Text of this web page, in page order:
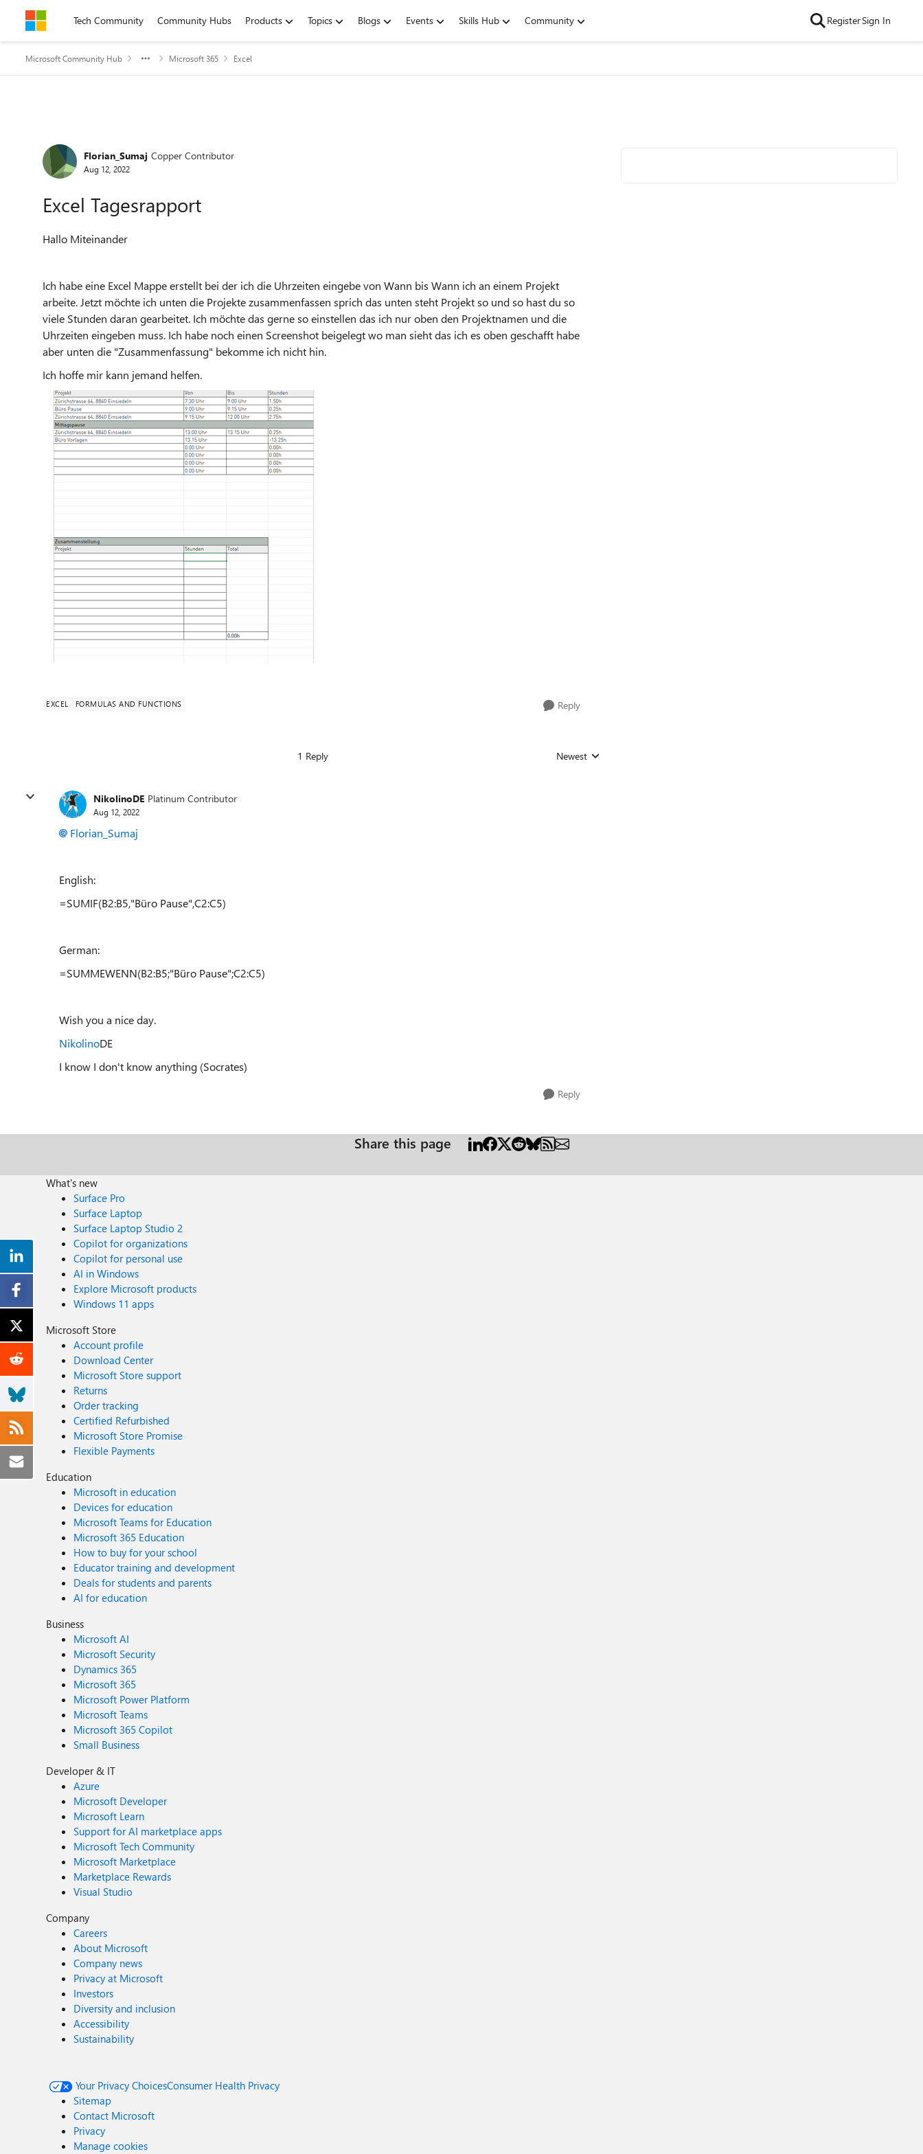
Skip to contentTech Community Community Hubs Products Topics Blogs Events Skills Hub Community RegisterSign In
Microsoft Community Hub Microsoft 365 Excel
Forum Discussion
Florian_Sumaj Copper Contributor
Aug 12, 2022
Excel Tagesrapport
Hallo Miteinander
Ich habe eine Excel Mappe erstellt bei der ich die Uhrzeiten eingebe von Wann bis Wann ich an einem Projekt
arbeite. Jetzt möchte ich unten die Projekte zusammenfassen sprich das unten steht Projekt so und so hast du so
viele Stunden daran gearbeitet. Ich möchte das gerne so einstellen das ich nur oben den Projektnamen und die
Uhrzeiten eingeben muss. Ich habe noch einen Screenshot beigelegt wo man sieht das ich es oben geschafft habe
aber unten die "Zusammenfassung" bekomme ich nicht hin.
Ich hoffe mir kann jemand helfen.
EXCEL FORMULAS AND FUNCTIONS Reply
1 Reply Replies sorted by
Newest
NikolinoDE Platinum Contributor
Aug 12, 2022
Florian_Sumaj
English:
=SUMIF(B2:B5,"Büro Pause",C2:C5)
German:
=SUMMEWENN(B2:B5;"Büro Pause";C2:C5)
Wish you a nice day.
NikolinoDE
I know I don't know anything (Socrates)
Reply
Share this page
What's new
Surface Pro
Surface Laptop
Surface Laptop Studio 2
Copilot for organizations
Copilot for personal use
AI in Windows
Explore Microsoft products
Windows 11 apps
Microsoft Store
Account profile
Download Center
Microsoft Store support
Returns
Order tracking
Certified Refurbished
Microsoft Store Promise
Flexible Payments
Education
Microsoft in education
Devices for education
Microsoft Teams for Education
Microsoft 365 Education
How to buy for your school
Educator training and development
Deals for students and parents
AI for education
Business
Microsoft AI
Microsoft Security
Dynamics 365
Microsoft 365
Microsoft Power Platform
Microsoft Teams
Microsoft 365 Copilot
Small Business
Developer & IT
Azure
Microsoft Developer
Microsoft Learn
Support for AI marketplace apps
Microsoft Tech Community
Microsoft Marketplace
Marketplace Rewards
Visual Studio
Company
Careers
About Microsoft
Company news
Privacy at Microsoft
Investors
Diversity and inclusion
Accessibility
Sustainability
Your Privacy ChoicesConsumer Health Privacy
Sitemap
Contact Microsoft
Privacy
Manage cookies